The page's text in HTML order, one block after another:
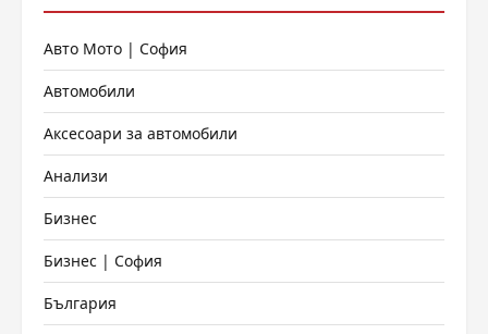
Авто Мото | София
Автомобили
Аксесоари за автомобили
Анализи
Бизнес
Бизнес | София
България